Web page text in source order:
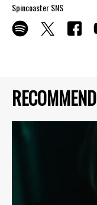
RECOMMEND
Spincoaster SNS